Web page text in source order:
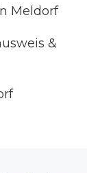
Meldorf
&